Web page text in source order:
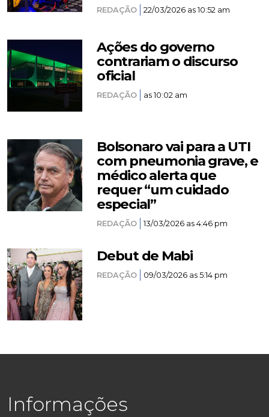
REDAÇÃO 22/03/2026 as 10:52 am
Ações do governo
contrariam o discurso
oficial
REDAÇÃO as 10:02 am
Bolsonaro vai para a UTI
com pneumonia grave, e
médico alerta que
requer “um cuidado
especial”
REDAÇÃO 13/03/2026 as 4:46 pm
Debut de Mabi
REDAÇÃO 09/03/2026 as 5:14 pm
Informações